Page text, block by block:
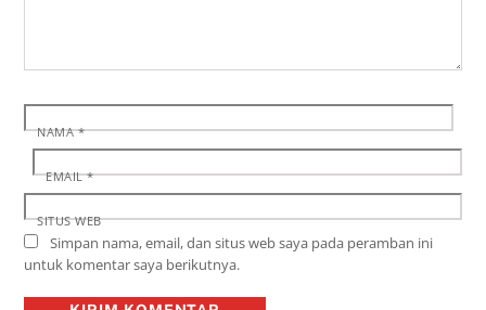
NAMA*
EMAIL*
SITUS WEB
Simpan nama, email, dan situs web saya pada peramban ini
untuk komentar saya berikutnya.